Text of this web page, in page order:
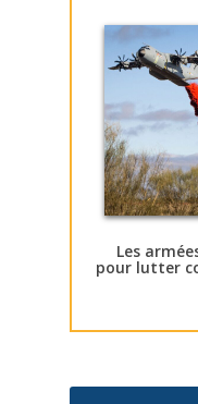
Les
pour lutter